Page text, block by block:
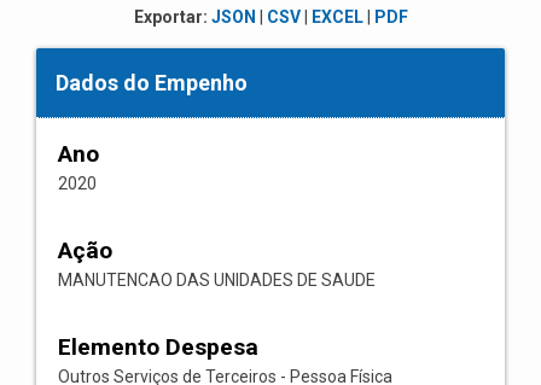
Exportar: JSON CSV| EXCEL| PDF
Dados do Empenho
Ano
2020
Ação
MANUTENCAO DAS UNIDADES DE SAUDE
Elemento Despesa
Outros Serviços de Terceiros - Pessoa Física